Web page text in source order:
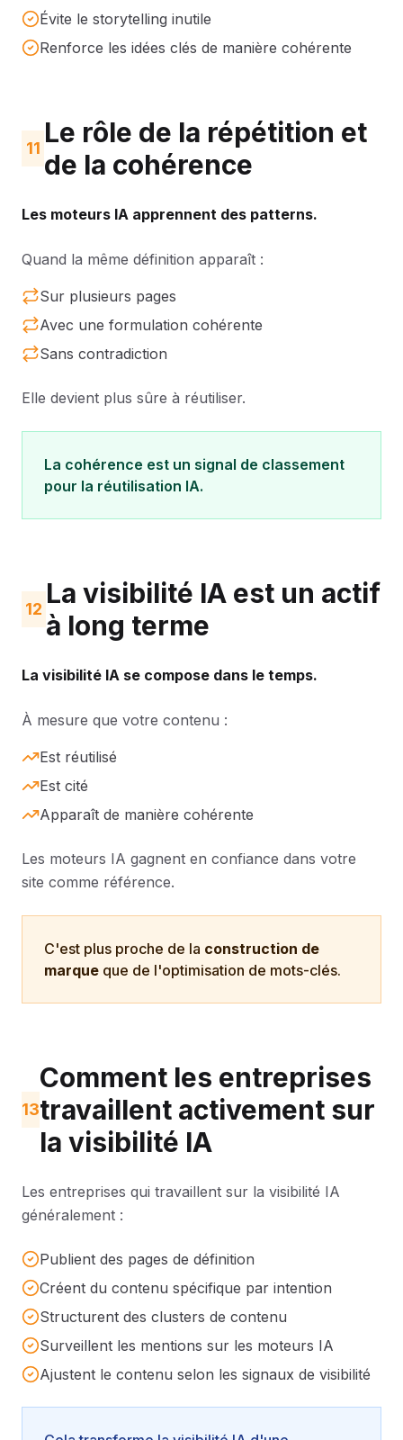
Évite le storytelling inutile
Renforce les idées clés de manière cohérente
11 Le rôle de la répétition et
de la cohérence
Les moteurs IA apprennent des patterns.
Quand la même définition apparaît :
Sur plusieurs pages
Avec une formulation cohérente
Sans contradiction
Elle devient plus sûre à réutiliser.
La cohérence est un signal de classement
pour la réutilisation IA.
12 La visibilité IA est un actif
à long terme
La visibilité IA se compose dans le temps.
À mesure que votre contenu :
Est réutilisé
Est cité
Apparaît de manière cohérente
Les moteurs IA gagnent en confiance dans votre
site comme référence.
C'est plus proche de la construction de
marque que de l'optimisation de mots-clés.
13
Comment les entreprises
travaillent activement sur
la visibilité IA
Les entreprises qui travaillent sur la visibilité IA
généralement :
Publient des pages de définition
Créent du contenu spécifique par intention
Structurent des clusters de contenu
Surveillent les mentions sur les moteurs IA
Ajustent le contenu selon les signaux de visibilité